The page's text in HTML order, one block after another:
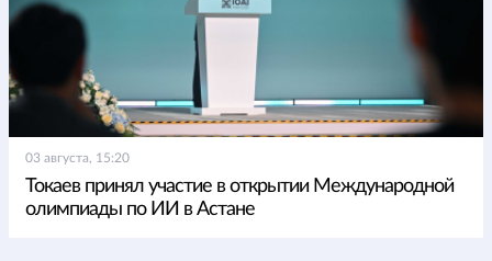
03 августа, 15:20
Токаев принял участие в открытии Международной
олимпиады по ИИ в Астане